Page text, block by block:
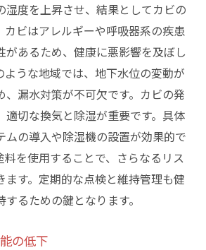
湿度を上昇させ、結果としてカビの
カビはアレルギーや呼吸器系の疾患
があるため、健康に悪影響を及ぼし
ような地域では、地下水位の変動が
、漏水対策が不可欠です。カビの発
適切な換気と除湿が重要です。具体
ムの導入や除湿機の設置が効果的で
料を使用することで、さらなるリス
ます。定期的な点検と維持管理も健
るための鍵となります。
の低下